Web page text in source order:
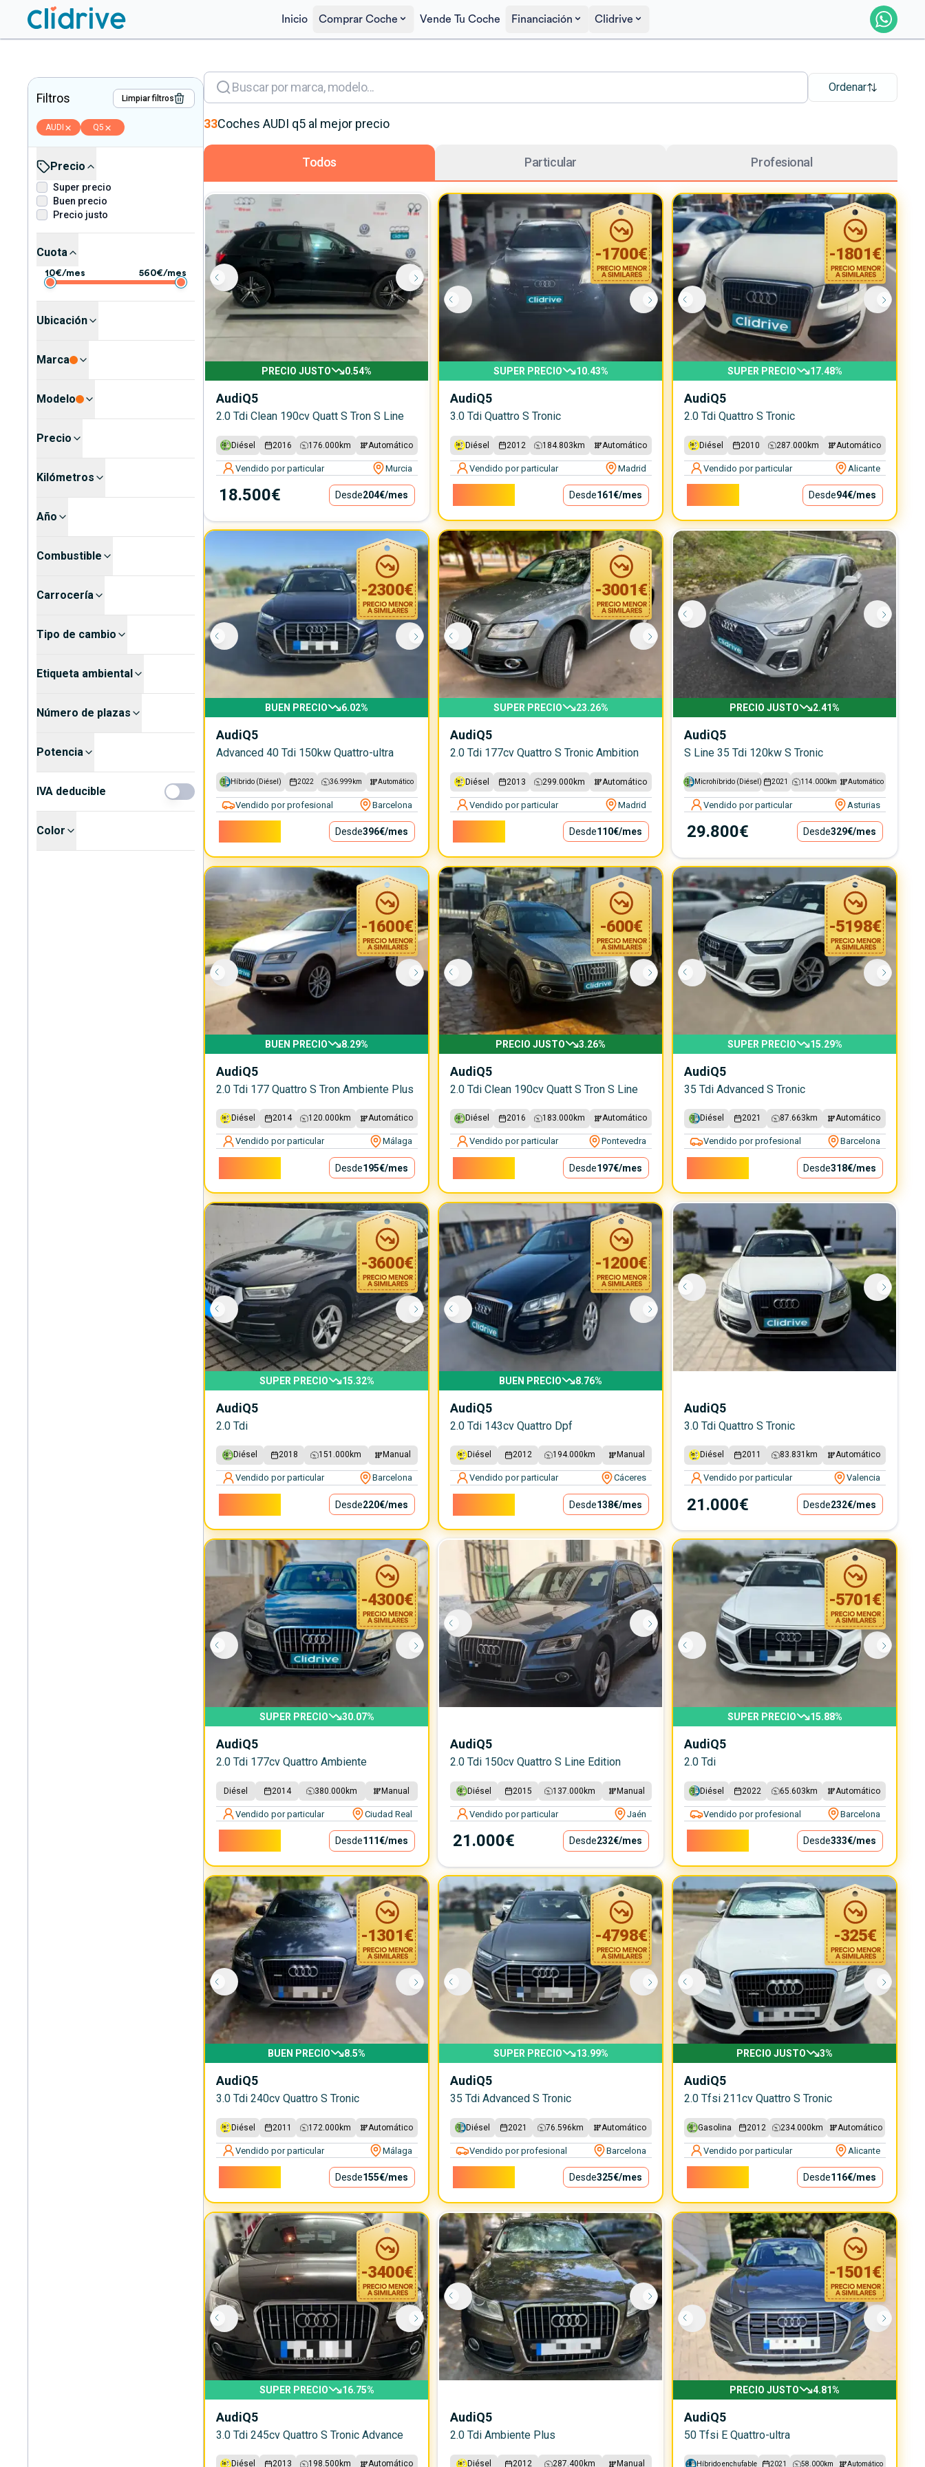
Inicio Comprar Coche Vende Tu Coche Financiación Clidrive
Filtros Limpiar filtros
AUDI Q5
Precio
Super precio
Buen precio
Precio justo
Cuota
10€/mes 560€/mes
Ubicación
Marca
Modelo
Precio
Kilómetros
Año
Combustible
Carrocería
Tipo de cambio
Etiqueta ambiental
Número de plazas
Potencia
IVA deducible
Color
Ordenar
33Coches AUDI q5 al mejor precio
Todos Particular Profesional
PRECIO JUSTO 0.54%
AudiQ5
2.0 Tdi Clean 190cv Quatt S Tron S Line
Diésel 2016 176.000 km Automático
Vendido por particular Murcia
18.500€ Desde204€/mes
-1700€
SUPER PRECIO 10.43%
AudiQ5
3.0 Tdi Quattro S Tronic
Diésel 2012 184.803 km Automático
Vendido por particular Madrid
Desde161€/mes
-1801€
SUPER PRECIO 17.48%
AudiQ5
2.0 Tdi Quattro S Tronic
Diésel 2010 287.000 km Automático
Vendido por particular Alicante
Desde94€/mes
-2300€
BUEN PRECIO 6.02%
AudiQ5
Advanced 40 Tdi 150kw Quattro-ultra
Híbrido (Diésel) 2022 36.999 km Automático
Vendido por profesional Barcelona
Desde396€/mes
-3001€
SUPER PRECIO 23.26%
AudiQ5
2.0 Tdi 177cv Quattro S Tronic Ambition
Diésel 2013 299.000 km Automático
Vendido por particular Madrid
Desde110€/mes
PRECIO JUSTO 2.41%
AudiQ5
S Line 35 Tdi 120kw S Tronic
Microhíbrido (Diésel) 2021 114.000km Automático
Vendido por particular Asturias
29.800€ Desde329€/mes
-1600€
BUEN PRECIO 8.29%
AudiQ5
2.0 Tdi 177 Quattro S Tron Ambiente Plus
Diésel 2014 120.000 km Automático
Vendido por particular Málaga
Desde195€/mes
-600€
PRECIO JUSTO 3.26%
AudiQ5
2.0 Tdi Clean 190cv Quatt S Tron S Line
Diésel 2016 183.000 km Automático
Vendido por particular Pontevedra
Desde197€/mes
-5198€
SUPER PRECIO 15.29%
AudiQ5
35 Tdi Advanced S Tronic
Diésel 2021 87.663 km Automático
Vendido por profesional Barcelona
Desde318€/mes
-3600€
SUPER PRECIO 15.32%
AudiQ5
2.0 Tdi
Diésel 2018 151.000 km Manual
Vendido por particular Barcelona
Desde220€/mes
-1200€
BUEN PRECIO 8.76%
AudiQ5
2.0 Tdi 143cv Quattro Dpf
Diésel 2012 194.000 km Manual
Vendido por particular Cáceres
Desde138€/mes
AudiQ5
3.0 Tdi Quattro S Tronic
Diésel 2011 83.831 km Automático
Vendido por particular Valencia
21.000€ Desde232€/mes
-4300€
SUPER PRECIO 30.07%
AudiQ5
2.0 Tdi 177cv Quattro Ambiente
Diésel 2014 380.000 km Manual
Vendido por particular Ciudad Real
Desde111€/mes
AudiQ5
2.0 Tdi 150cv Quattro S Line Edition
Diésel 2015 137.000 km Manual
Vendido por particular Jaén
21.000€ Desde232€/mes
-5701€
SUPER PRECIO 15.88%
AudiQ5
2.0 Tdi
Diésel 2022 65.603 km Automático
Vendido por profesional Barcelona
Desde333€/mes
-1301€
BUEN PRECIO 8.5%
AudiQ5
3.0 Tdi 240cv Quattro S Tronic
Diésel 2011 172.000 km Automático
Vendido por particular Málaga
Desde155€/mes
-4798€
SUPER PRECIO 13.99%
AudiQ5
35 Tdi Advanced S Tronic
Diésel 2021 76.596 km Automático
Vendido por profesional Barcelona
Desde325€/mes
-325€
PRECIO JUSTO 3%
AudiQ5
2.0 Tfsi 211cv Quattro S Tronic
Gasolina 2012 234.000 km Automático
Vendido por particular Alicante
Desde116€/mes
-3400€
SUPER PRECIO 16.75%
AudiQ5
3.0 Tdi 245cv Quattro S Tronic Advance
Diésel 2013 198.500 km Automático
AudiQ5
2.0 Tdi Ambiente Plus
Diésel 2012 287.400 km Manual
-1501€
PRECIO JUSTO 4.81%
AudiQ5
50 Tfsi E Quattro-ultra
Híbrido enchufable 2021 58.000km Automático